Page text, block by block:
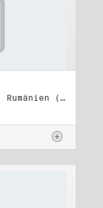
Titel: Materialsammlung: Rumänien (2)